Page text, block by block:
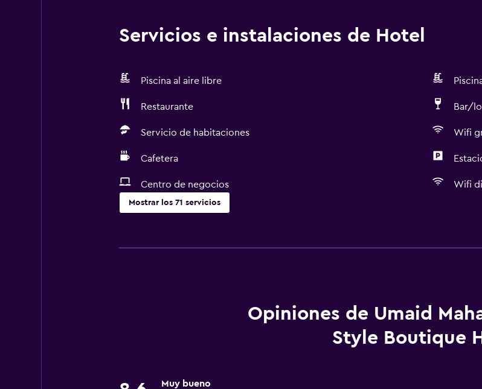
Servicios e instalaciones de Hotel
Piscina al aire libre
Restaurante Bar/
Servicio de habitaciones Wifi
Cafetera
Centro de negocios Wifi
Mostrar los 71 servicios
Salas de conferencia
Instalaciones para reuniones
Wifi gratis
Ventilador
Artículos
Opiniones de Umaid
Style Boutique
Muy bueno